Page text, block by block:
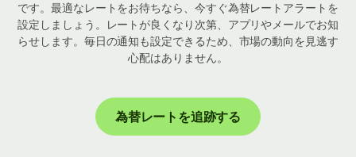
です。最適なレートをお待ちなら、今すぐ為替レートアラートを
設定しましょう。レートが良くなり次第、アプリやメールでお知
らせします。毎日の通知も設定できるため、市場の動向を見逃す
心配はありません。
為替レートを追跡する